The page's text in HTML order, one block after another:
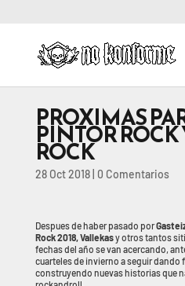
PROXIMAS
PINTOR ROCK
ROCK
28 Oct 2018| 0 Comentarios
Despues de haber pasado por
Rock 2018, Vallekasy otros tantos
fechas del año se van acercando,
cuarteles de invierno a seguir dando
construyendo nuevas historias que